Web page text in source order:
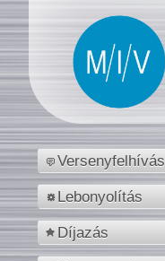
Versenyfelhívás
Lebonyolítás
Díjazás